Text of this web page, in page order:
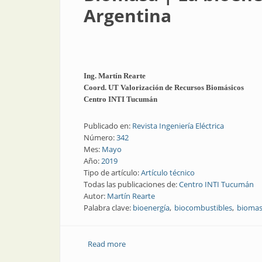
Argentina
Ing. Martín Rearte
Coord. UT Valorización de Recursos Biomásicos
Centro INTI Tucumán
Publicado en: Revista Ingeniería Eléctrica
Número:342
Mes: Mayo
Año:2019
Tipo de artículo:Artículo técnico
Todas las publicaciones de:Centro INTI Tucumán
Autor: Martín Rearte
Palabra clave: bioenergía biocombustibles
Read moreabout Biomasa | La bioenergía y la